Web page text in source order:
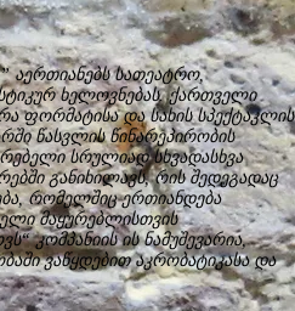
აერთიანებს სათეატრო,
ხელოვნებას. ქართველი
ფორმატისა და სახის სპექტაკლის
წასვლის წინარეპირობის
სრულიად სხვადასხვა
განიხილავს, რის შედეგადაც
რომელშიც ერთიანდება
მაყურებლისთვის
კომპანიის ის ნამუშევარია,
ვაწყდებით აკრობატიკასა და